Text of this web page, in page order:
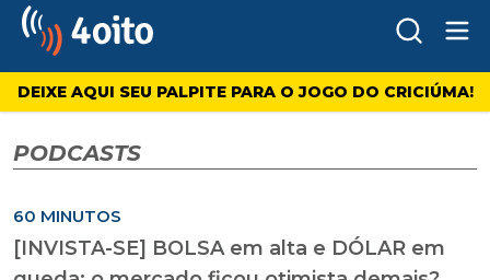
4oito
DEIXE AQUI SEU PALPITE PARA O JOGO DO CRICIÚMA!
PODCASTS
60 MINUTOS
[INVISTA-SE] BOLSA em alta e DÓLAR em